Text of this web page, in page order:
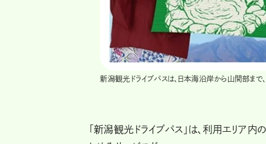
新潟観光ドライブパスは、日本海沿岸から山間部まで
「新潟観光ドライブパス」は、利用エリ